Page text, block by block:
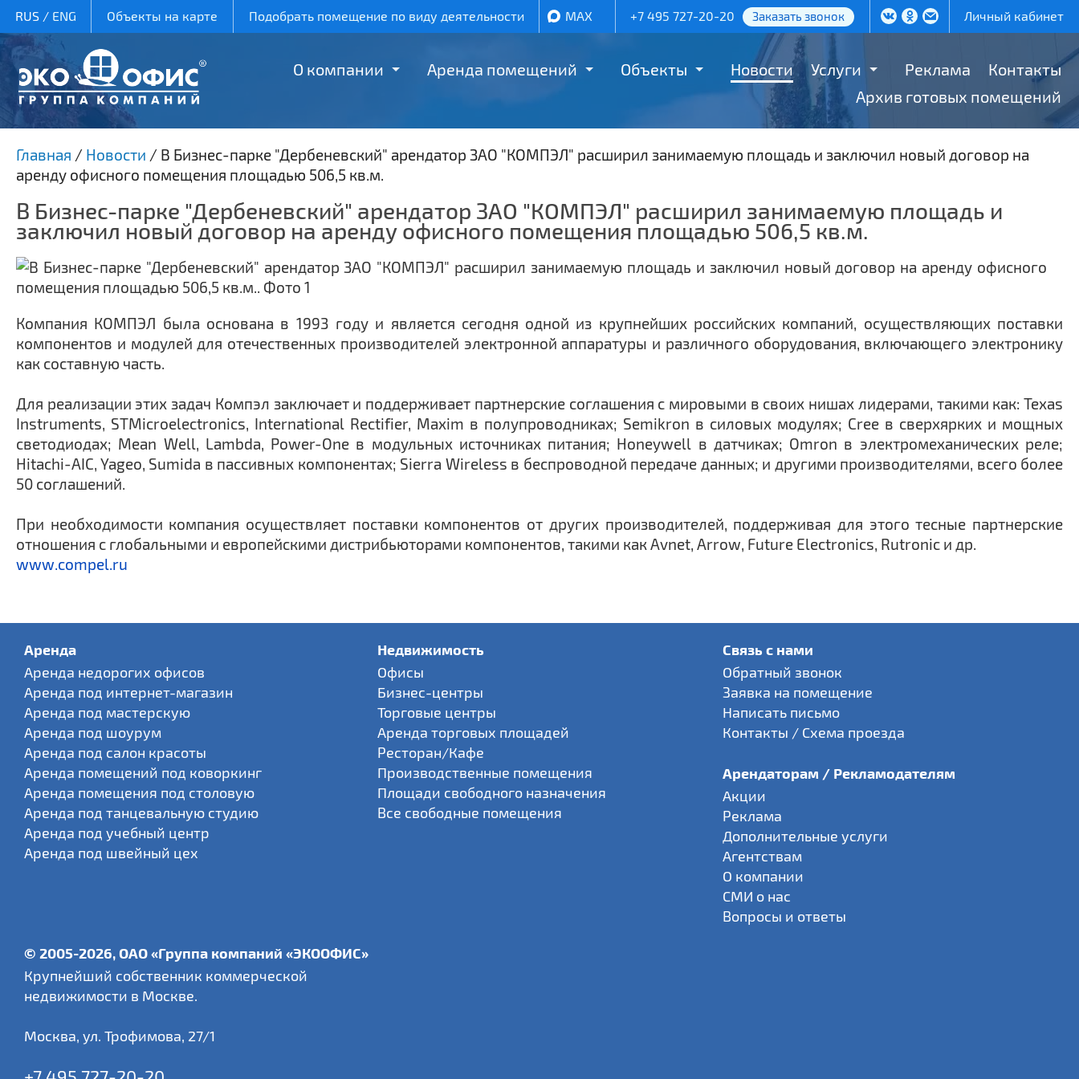
RUS/ ENG Объекты на карте Подобрать помещение по виду деятельности MAX +7 495 727-20-20 Заказать звонок Личный кабинет
О компании Аренда помещений Объекты Новости Услуги Реклама
Контакты
Архив готовых помещений
Главная / Новости / В Бизнес-парке "Дербеневский" арендатор ЗАО "КОМПЭЛ" расширил занимаемую площадь и заключил новый договор на
аренду офисного помещения площадью 506,5 кв.м.
В Бизнес-парке "Дербеневский" арендатор ЗАО "КОМПЭЛ" расширил занимаемую площадь и
заключил новый договор на аренду офисного помещения площадью 506,5 кв.м.
Компания КОМПЭЛ была основана в 1993 году и является сегодня одной из крупнейших российских компаний, осуществляющих поставки
компонентов и модулей для отечественных производителей электронной аппаратуры и различного оборудования, включающего электронику
как составную часть.
Для реализации этих задач Компэл заключает и поддерживает партнерские соглашения с мировыми в своих нишах лидерами, такими как: Texas
Instruments, STMicroelectronics, International Rectifier, Maxim в полупроводниках; Semikron в силовых модулях; Cree в сверхярких и мощных
светодиодах; Mean Well, Lambda, Power-One в модульных источниках питания; Honeywell в датчиках; Omron в электромеханических реле;
Hitachi-AIC, Yageo, Sumida в пассивных компонентах; Sierra Wireless в беспроводной передаче данных; и другими производителями, всего более
50 соглашений.
При необходимости компания осуществляет поставки компонентов от других производителей, поддерживая для этого тесные партнерские
отношения с глобальными и европейскими дистрибьюторами компонентов, такими как Avnet, Arrow, Future Electronics, Rutronic и др.
www.compel.ru
Аренда
Аренда недорогих офисов
Аренда под интернет-магазин
Аренда под мастерскую
Аренда под шоурум
Аренда под салон красоты
Аренда помещений под коворкинг
Аренда помещения под столовую
Аренда под танцевальную студию
Аренда под учебный центр
Аренда под швейный цех
Недвижимость
Офисы
Бизнес-центры
Торговые центры
Аренда торговых площадей
Ресторан/Кафе
Производственные помещения
Площади свободного назначения
Все свободные помещения
Связь с нами
Обратный звонок
Заявка на помещение
Написать письмо
Контакты / Схема проезда
Арендаторам / Рекламодателям
Акции
Реклама
Дополнительные услуги
Агентствам
О компании
СМИ о нас
Вопросы и ответы
© 2005-2026, ОАО «Группа компаний «ЭКООФИС»
Крупнейший собственник коммерческой
недвижимости в Москве.
Москва, ул. Трофимова, 27/1